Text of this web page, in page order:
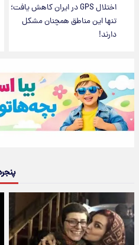
اختلال GPS در ایران کاهش یافت؛
تنها این مناطق همچنان مشکل
دارند!
پنجره